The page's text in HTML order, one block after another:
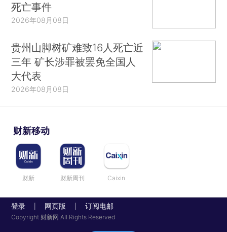
死亡事件
2026年08月08日
贵州山脚树矿难致16人死亡近
三年 矿长涉罪被罢免全国人
大代表
2026年08月08日
财新移动
财新 财新周刊 Caixin
登录 网页版 订阅电邮
Copyright 财新网 All Rights Reserved